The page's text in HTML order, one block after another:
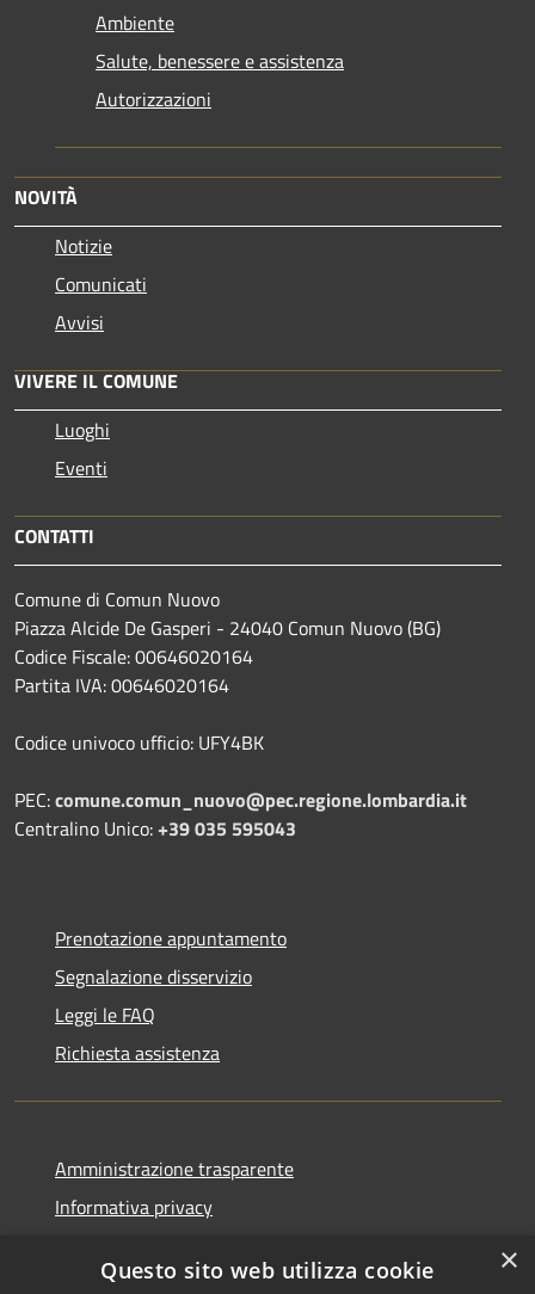
Ambiente
Salute, benessere e assistenza
Autorizzazioni
NOVITÀ
Notizie
Comunicati
Avvisi
VIVERE IL COMUNE
Luoghi
Eventi
CONTATTI
Comune di Comun Nuovo
Piazza Alcide De Gasperi - 24040 Comun Nuovo (BG)
Codice Fiscale: 00646020164
Partita IVA: 00646020164
Codice univoco ufficio: UFY4BK
PEC:comune.comun_nuovo@pec.regione.lombardia.it
Centralino Unico:+39 035 595043
Prenotazione appuntamento
Segnalazione disservizio
Leggi le FAQ
Richiesta assistenza
Amministrazione trasparente
Informativa privacy
Dichiarazione di accessibilità
×
Questo sito web utilizza cookie